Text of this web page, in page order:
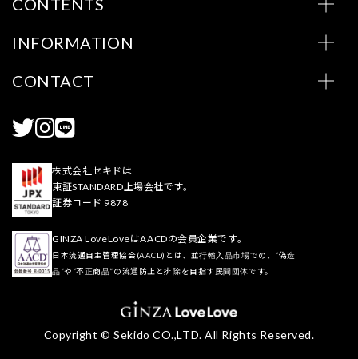
CONTENTS
INFORMATION
CONTACT
株式会社セキドは
東証STANDARD上場会社です。
証券コード 9878
GINZA LoveLoveはAACDの会員企業です。
日本流通自主管理協会(AACD)とは、並行輸入品市場での、“偽造
品”や“不正商品”の流通防止と排除を目指す民間団体です。
Copyright © Sekido CO.,LTD. All Rights Reserved.